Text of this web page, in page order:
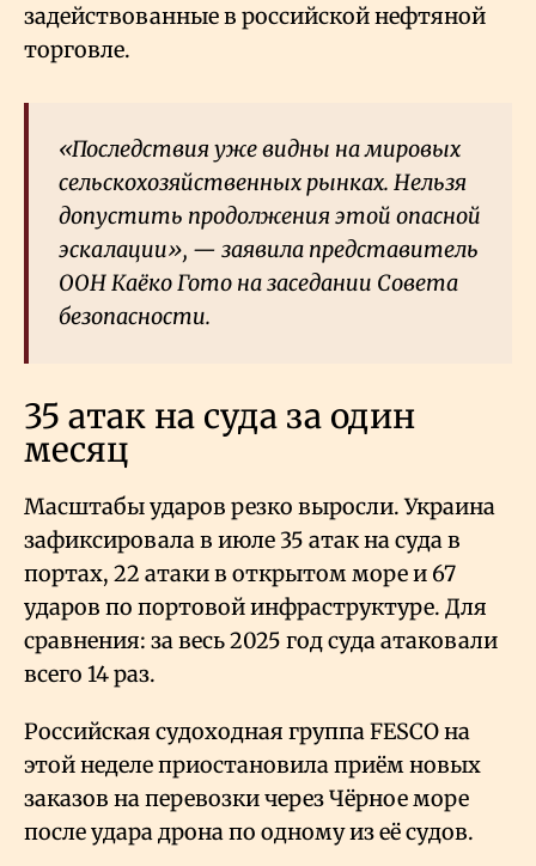
задействованные в российской нефтяной
торговле.
«Последствия уже видны на мировых
сельскохозяйственных рынках. Нельзя
допустить продолжения этой опасной
эскалации», — заявила представитель
ООН Каёко Гото на заседании Совета
безопасности.
35 атак на суда за один
месяц
Масштабы ударов резко выросли. Украина
зафиксировала в июле 35 атак на суда в
портах, 22 атаки в открытом море и 67
ударов по портовой инфраструктуре. Для
сравнения: за весь 2025 год суда атаковали
всего 14 раз.
Российская судоходная группа FESCO на
этой неделе приостановила приём новых
заказов на перевозки через Чёрное море
после удара дрона по одному из её судов.